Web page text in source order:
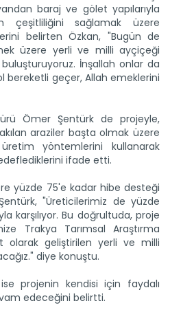
baraj ve gölet yapılarıyla
sağlamak üzere
belirten Özkan, "Bugün de
üzere yerli ve milli ayçiçeği
İnşallah onlar da
bereketli geçer, Allah emeklerini
Ömer Şentürk de projeyle,
araziler başta olmak üzere
yöntemlerini kullanarak
ifade etti.
yüzde 75'e kadar hibe desteği
"Üreticilerimiz de yüzde
karşılıyor. Bu doğrultuda, proje
Trakya Tarımsal Araştırma
olarak geliştirilen yerli ve milli
diye konuştu.
projenin kendisi için faydalı
edeceğini belirtti.
36'ncısı düzenlenen